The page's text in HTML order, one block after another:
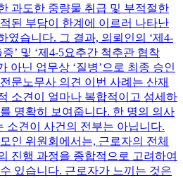
과도한 중량물 취급 및 부적절한
된 부담이 한계에 이르러 나타난
였습니다. 그 결과, 의뢰인의 ‘제4-
’ 및 ‘제4-5요추간 척추관 협착
아닌 업무상 ‘질병’으로 최종 승인
문노무사 의견 이번 사례는 산재
소견이 얼마나 복합적이고 섬세하
명확히 보여줍니다. 한 명의 의사
소견이 사건의 전부는 아닙니다.
인 위원회에서는, 근로자의 전체
진행 과정을 종합적으로 고려하여
있습니다. 근로자가 느끼는 것은